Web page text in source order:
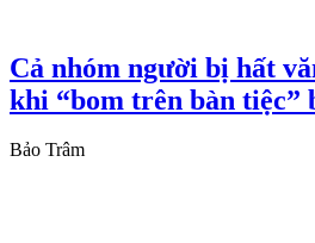
Cả nhóm người bị hất
khi “bom trên bàn tiệc”
Bảo Trâm